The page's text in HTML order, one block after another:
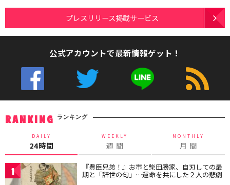
プレスリリース掲載サービス
公式アカウントで最新情報ゲット！
RANKING ランキング
DAILY
24時間
WEEKLY
週 間
MONTHLY
月 間
1 『豊臣兄弟！』お市と柴田勝家、自刃しての最
期と「辞世の句」…運命を共にした２人の悲劇